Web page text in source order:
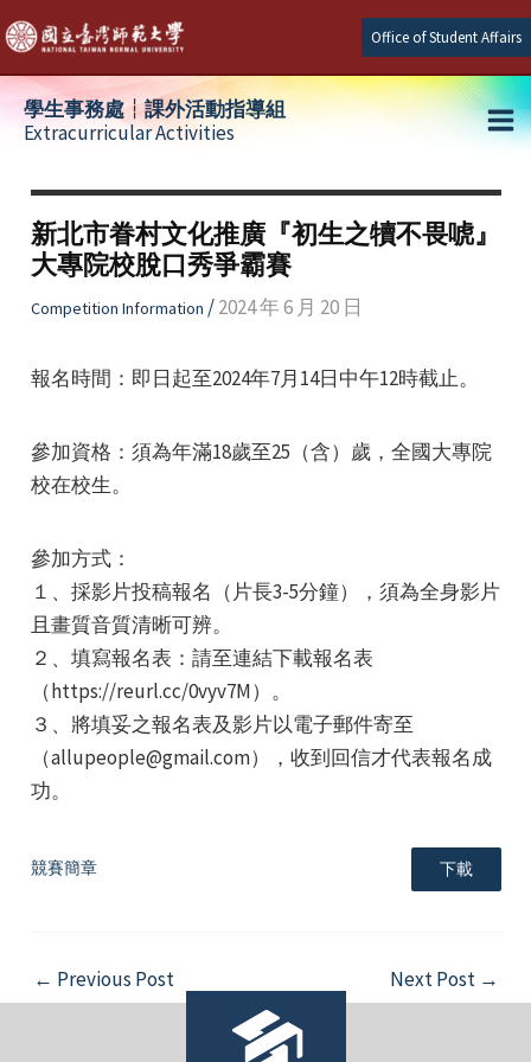
Skip
to
content
Office of Student Affairs
學生事務處┆課外活動指導組
Extracurricular Activities
新北市眷村文化推廣『初生之犢不畏唬』
大專院校脫口秀爭霸賽
Competition Information /2024 年 6 月 20 日
報名時間：即日起至2024年7月14日中午12時截止。
參加資格：須為年滿18歲至25（含）歲，全國大專院
校在校生。
參加方式：
１、採影片投稿報名（片長3-5分鐘），須為全身影片
且畫質音質清晰可辨。
２、填寫報名表：請至連結下載報名表
（https://reurl.cc/0vyv7M）。
３、將填妥之報名表及影片以電子郵件寄至
（allupeople@gmail.com），收到回信才代表報名成
功。
競賽簡章 下載
Post
navigation
← Previous Post Next Post →